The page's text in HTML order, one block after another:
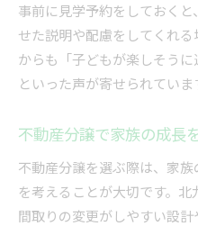
事前に見学予約をしておく
せた説明や配慮をしてくれ
からも「子どもが楽しそうに
といった声が寄せられていま
不動産分譲で家族の成長
不動産分譲を選ぶ際は、家
を考えることが大切です。北
間取りの変更がしやすい設